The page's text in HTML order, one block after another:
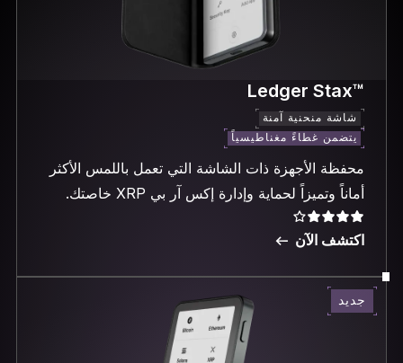
™Ledger Stax
شاشة منحنية آمنة
يتضمن غطاءً مغناطيسياً
محفظة الأجهزة ذات الشاشة التي تعمل باللمس الأكثر
أماناً وتميزاً لحماية وإدارة إكس آر بي XRP خاصتك.
اكتشف الآن
جديد